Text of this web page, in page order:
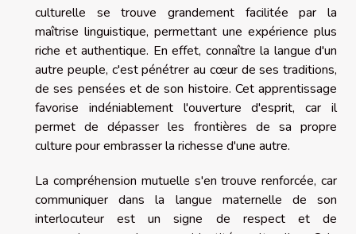
culturelle se trouve grandement facilitée par la
maîtrise linguistique, permettant une expérience plus
riche et authentique. En effet, connaître la langue d'un
autre peuple, c'est pénétrer au cœur de ses traditions,
de ses pensées et de son histoire. Cet apprentissage
favorise indéniablement l'ouverture d'esprit, car il
permet de dépasser les frontières de sa propre
culture pour embrasser la richesse d'une autre.
La compréhension mutuelle s'en trouve renforcée, car
communiquer dans la langue maternelle de son
interlocuteur est un signe de respect et de